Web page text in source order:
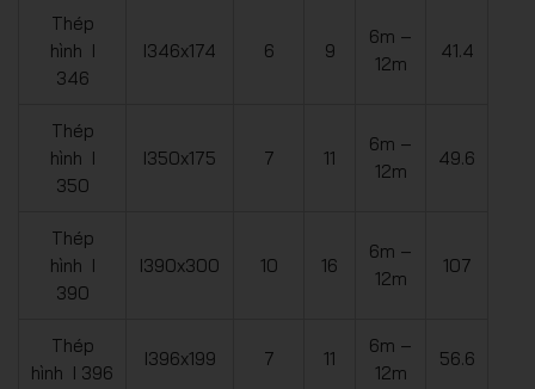
Thép
hình I
346
I346x174 6 9
6m –
12m
41.4
Thép
hình I
350
I350x175 7 11
6m –
12m
49.6
Thép
hình I
390
I390x300 10 16
6m –
12m
107
Thép
hình I 396
I396x199 7 11
6m –
12m
56.6